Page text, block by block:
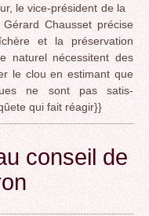
le vice-président de la
Chausset précise
et la préservation
naturel nécessitent des
le clou en estimant que
ne sont pas satis-
qui fait réagir}}
conseil de